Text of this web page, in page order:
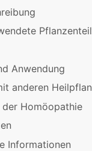
Anwendung
anderen
der Homöopathie
Informationen